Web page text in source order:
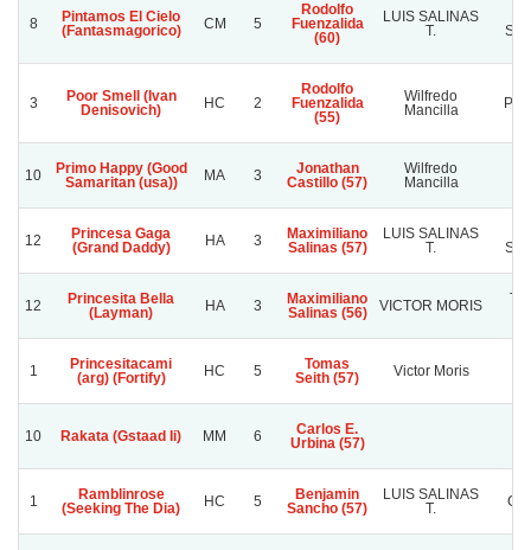
8
Pintamos El Cielo
(Fantasmagorico)
CM 5
Rodolfo
Fuenzalida
(60)
LUIS SALINAS
T.
3
Poor Smell (Ivan
Denisovich)
HC 2
Rodolfo
Fuenzalida
(55)
Wilfredo
Mancilla
10
Primo Happy (Good
Samaritan (usa))
MA 3
Jonathan
Castillo (57)
Wilfredo
Mancilla
12
Princesa Gaga
(Grand Daddy)
HA 3
Maximiliano
Salinas (57)
LUIS SALINAS
T.
12
Princesita Bella
(Layman)
HA 3
Maximiliano
Salinas (56)
VICTOR MORIS
1
Princesitacami
(arg) (Fortify)
HC 5
Tomas
Seith (57)
Victor Moris
10 Rakata (Gstaad Ii) MM 6
Carlos E.
Urbina (57)
1
Ramblinrose
(Seeking The Dia)
HC 5
Benjamin
Sancho (57)
LUIS SALINAS
T.